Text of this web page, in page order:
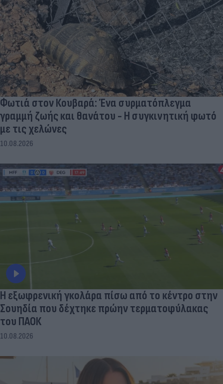
Φωτιά στον Κουβαρά: Ένα συρματόπλεγμα
γραμμή ζωής και θανάτου - Η συγκινητική φωτό
με τις χελώνες
10.08.2026
Η εξωφρενική γκολάρα πίσω από το κέντρο στην
Σουηδία που δέχτηκε πρώην τερματοφύλακας
του ΠΑΟΚ
10.08.2026